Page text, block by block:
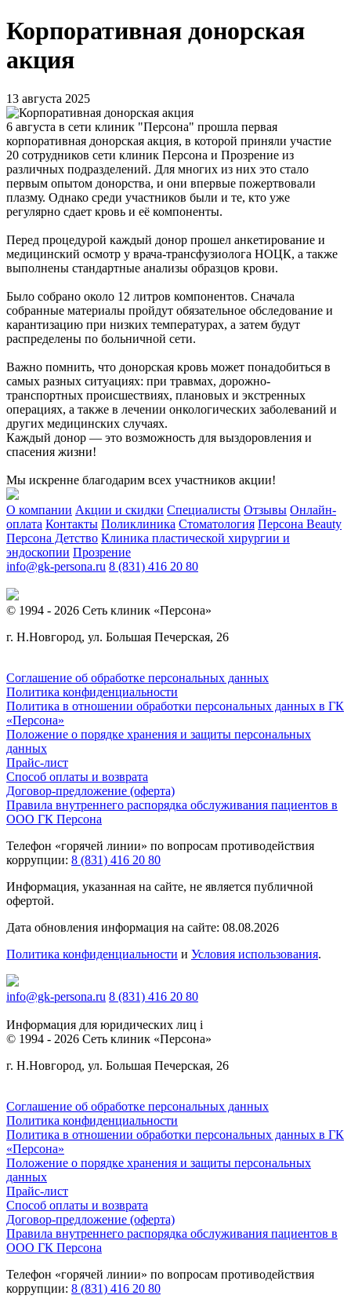
Корпоративная донорская
акция
13 августа 2025
6 августа в сети клиник "Персона" прошла первая
корпоративная донорская акция, в которой приняли участие
20 сотрудников сети клиник Персона и Прозрение из
различных подразделений. Для многих из них это стало
первым опытом донорства, и они впервые пожертвовали
плазму. Однако среди участников были и те, кто уже
регулярно сдает кровь и её компоненты.
Перед процедурой каждый донор прошел анкетирование и
медицинский осмотр у врача-трансфузиолога НОЦК, а также
выполнены стандартные анализы образцов крови.
Было собрано около 12 литров компонентов. Сначала
собранные материалы пройдут обязательное обследование и
карантизацию при низких температурах, а затем будут
распределены по больничной сети.
Важно помнить, что донорская кровь может понадобиться в
самых разных ситуациях: при травмах, дорожно-
транспортных происшествиях, плановых и экстренных
операциях, а также в лечении онкологических заболеваний и
других медицинских случаях.
Каждый донор — это возможность для выздоровления и
спасения жизни!
Мы искренне благодарим всех участников акции!
О компании Акции и скидки Специалисты Отзывы Онлайн-
оплата Контакты Поликлиника Стоматология Персона Beauty
Персона Детство Клиника пластической хирургии и
эндоскопии Прозрение
info@gk-persona.ru 8 (831) 416 20 80
© 1994 - 2026 Сеть клиник «Персона»
г. Н.Новгород, ул. Большая Печерская, 26
Соглашение об обработке персональных данных
Политика конфиденциальности
Политика в отношении обработки персональных данных в ГК
«Персона»
Положение о порядке хранения и защиты персональных
данных
Прайс-лист
Способ оплаты и возврата
Договор-предложение (оферта)
Правила внутреннего распорядка обслуживания пациентов в
ООО ГК Персона
Телефон «горячей линии» по вопросам противодействия
коррупции: 8 (831) 416 20 80
Информация, указанная на сайте, не является публичной
офертой.
Дата обновления информация на сайте: 08.08.2026
Политика конфиденциальности и Условия использования.
info@gk-persona.ru 8 (831) 416 20 80
Информация для юридических лиц i
© 1994 - 2026 Сеть клиник «Персона»
г. Н.Новгород, ул. Большая Печерская, 26
Соглашение об обработке персональных данных
Политика конфиденциальности
Политика в отношении обработки персональных данных в ГК
«Персона»
Положение о порядке хранения и защиты персональных
данных
Прайс-лист
Способ оплаты и возврата
Договор-предложение (оферта)
Правила внутреннего распорядка обслуживания пациентов в
ООО ГК Персона
Телефон «горячей линии» по вопросам противодействия
коррупции: 8 (831) 416 20 80